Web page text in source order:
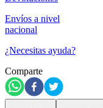
Envíos a nivel
nacional
¿Necesitas ayuda?
Comparte